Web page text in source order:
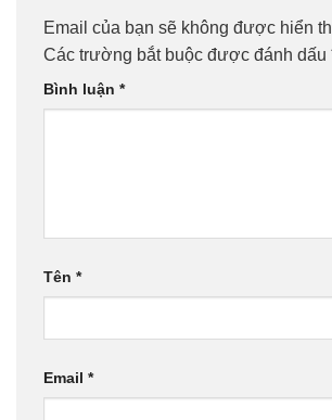
Email của bạn sẽ không được hiển
Các trường bắt buộc được đánh dấu
Bình luận *
Tên *
Email *